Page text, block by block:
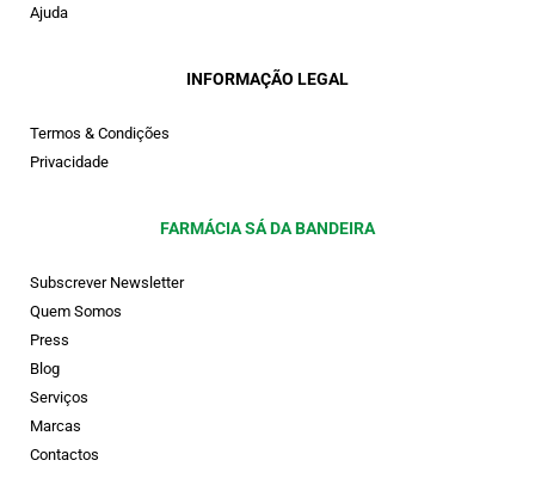
Ajuda
INFORMAÇÃO LEGAL
Termos & Condições
Privacidade
FARMÁCIA SÁ DA BANDEIRA
Subscrever Newsletter
Quem Somos
Press
Blog
Serviços
Marcas
Contactos